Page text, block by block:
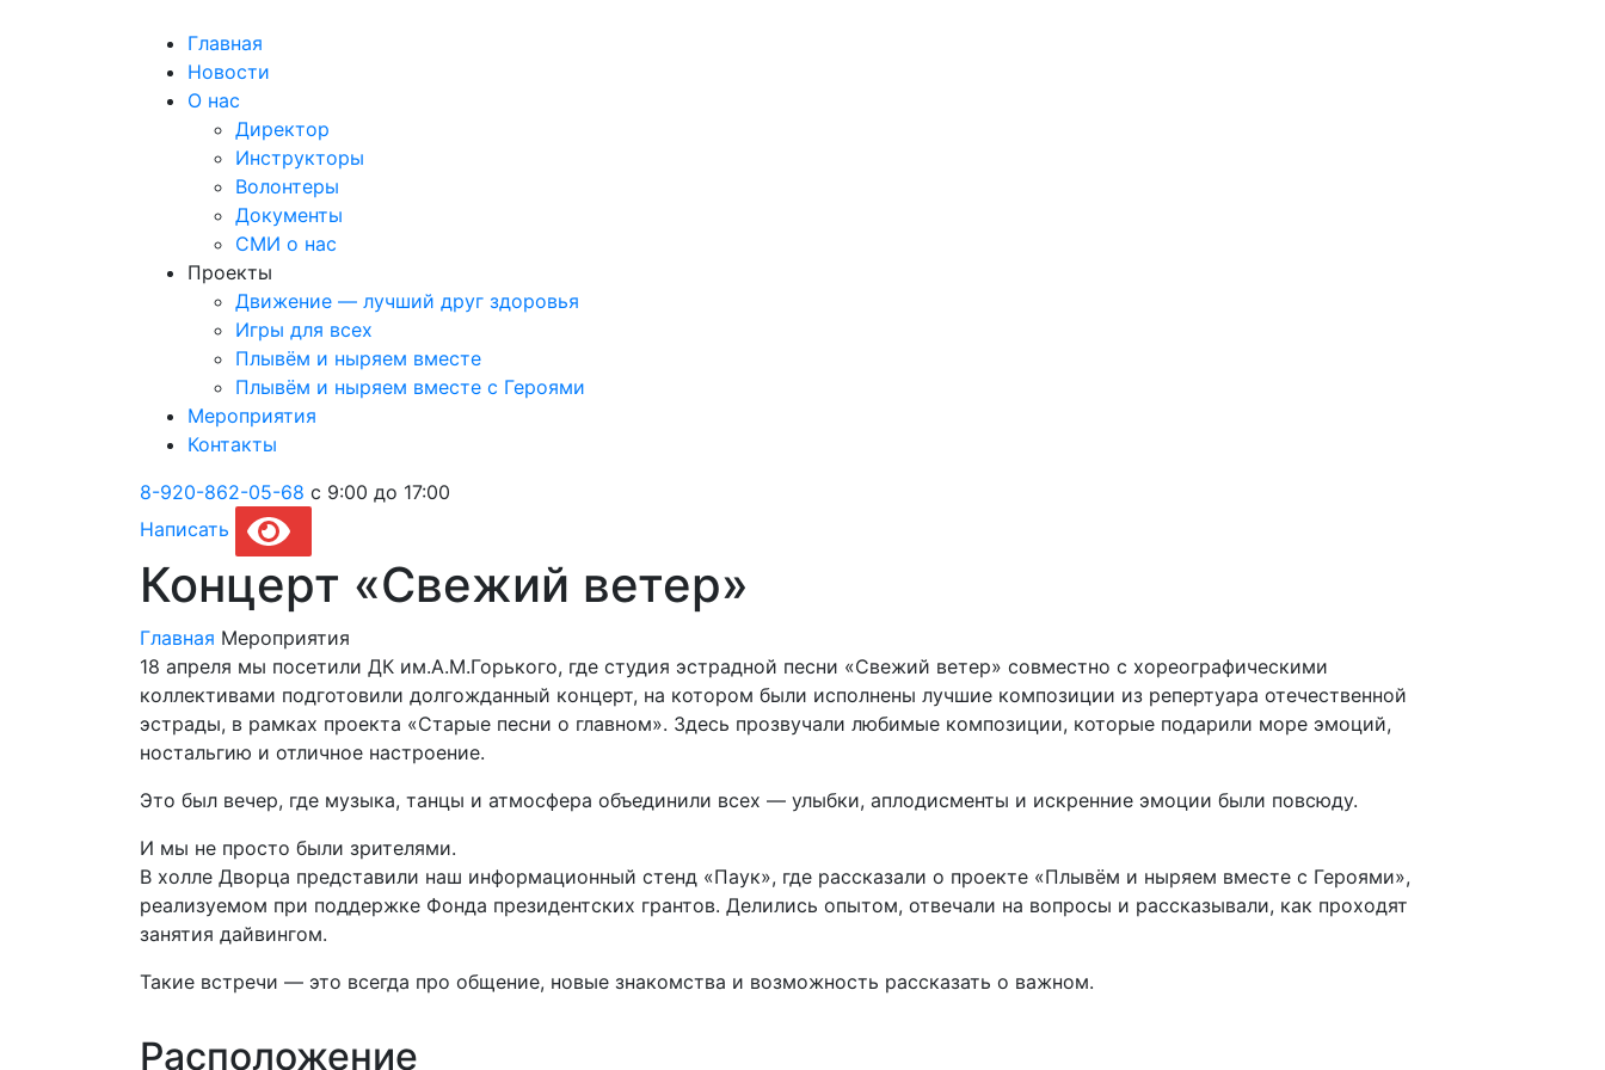
Главная
Новости
О нас
Директор
Инструкторы
Волонтеры
Документы
СМИ о нас
Проекты
Движение — лучший друг здоровья
Игры для всех
Плывём и ныряем вместе
Плывём и ныряем вместе c Героями
Мероприятия
Контакты
8-920-862-05-68 с 9:00 до 17:00
Написать
Концерт «Свежий ветер»
Главная Мероприятия
18 апреля мы посетили ДК им.А.М.Горького, где студия эстрадной песни «Свежий ветер» совместно с хореографическими
коллективами подготовили долгожданный концерт, на котором были исполнены лучшие композиции из репертуара отечественной
эстрады, в рамках проекта «Старые песни о главном». Здесь прозвучали любимые композиции, которые подарили море эмоций,
ностальгию и отличное настроение.
Это был вечер, где музыка, танцы и атмосфера объединили всех — улыбки, аплодисменты и искренние эмоции были повсюду.
И мы не просто были зрителями.
В холле Дворца представили наш информационный стенд «Паук», где рассказали о проекте «Плывём и ныряем вместе с Героями»,
реализуемом при поддержке Фонда президентских грантов. Делились опытом, отвечали на вопросы и рассказывали, как проходят
занятия дайвингом.
Такие встречи — это всегда про общение, новые знакомства и возможность рассказать о важном.
Расположение